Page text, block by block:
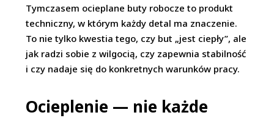
Tymczasem ocieplane buty robocze to produkt
techniczny, w którym każdy detal ma znaczenie.
To nie tylko kwestia tego, czy but „jest ciepły”, ale
jak radzi sobie z wilgocią, czy zapewnia stabilność
i czy nadaje się do konkretnych warunków pracy.
Ocieplenie — nie każde